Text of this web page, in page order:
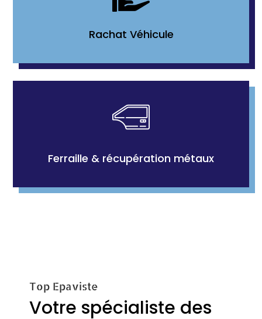
Rachat Véhicule
Ferraille & récupération métaux
Top Epaviste
Votre spécialiste des